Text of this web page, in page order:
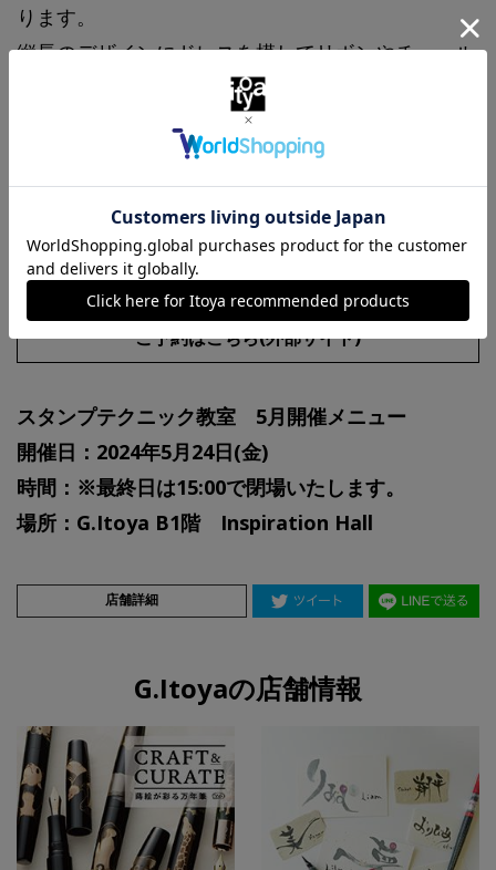
ります。
縦長のデザインにドレスを模してリボンやチュール
を施し、スペシャルな1枚に仕上げます。
開催日:2024年5月24日(金)
2024年4月25日(木)AM11:00より予約専用サイトに
て先着順で受付いたします。
ご予約はこちら(外部サイト)
スタンプテクニック教室 5月開催メニュー
開催日：2024年5月24日(金)
時間：※最終日は15:00で閉場いたします。
場所：G.Itoya B1階 Inspiration Hall
店舗詳細
G.Itoyaの店舗情報